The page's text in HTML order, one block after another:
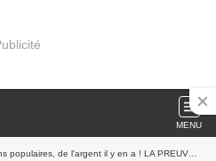
MENU
de l'argent il y en a ! LA PREUVE, par Jean LEVY